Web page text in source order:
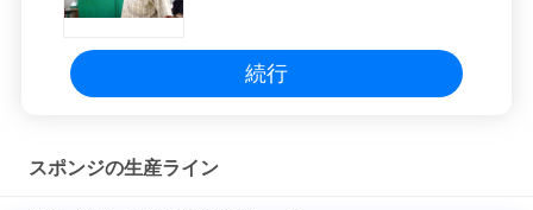
続行
スポンジの生産ライン